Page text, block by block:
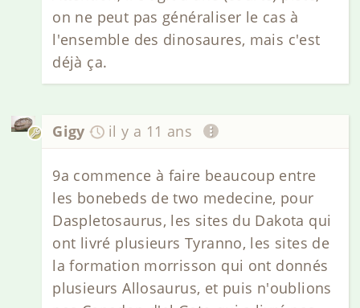
on ne peut pas généraliser le cas à
l'ensemble des dinosaures, mais c'est
déjà ça.
Gigy il y a 11 ans
9a commence à faire beaucoup entre
les bonebeds de two medecine, pour
Daspletosaurus, les sites du Dakota qui
ont livré plusieurs Tyranno, les sites de
la formation morrisson qui ont donnés
plusieurs Allosaurus, et puis n'oublions